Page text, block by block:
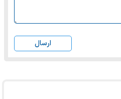
ارسال